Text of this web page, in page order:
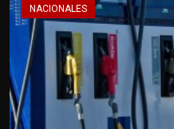
NACIONALES